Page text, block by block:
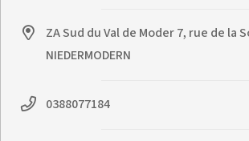
ZA Sud du Val de Moder 7, rue de la
NIEDERMODERN
0388077184